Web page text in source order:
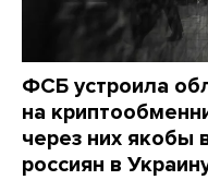
ФСБ устроила
на
через них якобы
россиян в